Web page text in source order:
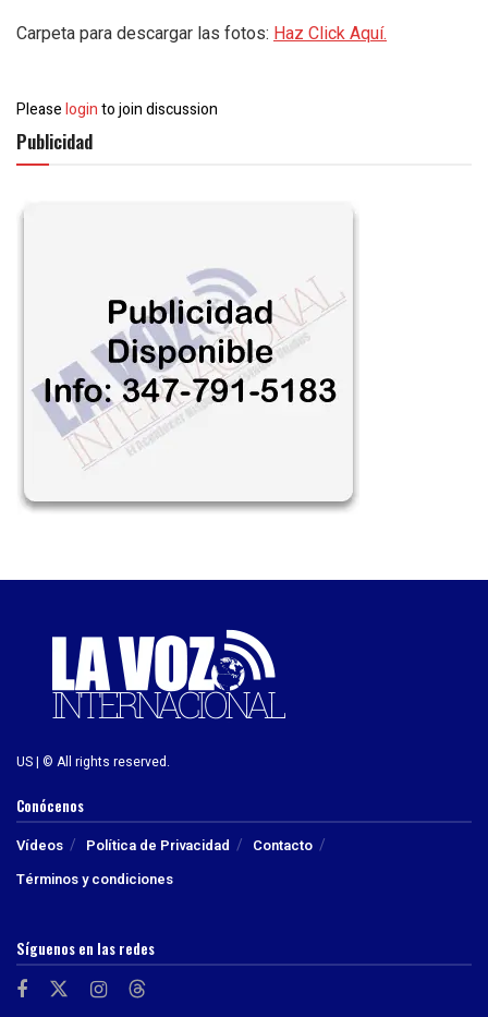
Carpeta para descargar las fotos: Haz Click Aquí.
Pleaseloginto join discussion
Publicidad
US | © All rights reserved.
Conócenos
Vídeos Política de Privacidad
Contacto
Términos y condiciones
Síguenos en las redes